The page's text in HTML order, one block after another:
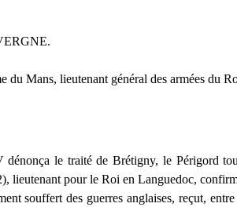
du Mans, lieutenant général des armées du
dénonça le traité de Brétigny, le Périgord
lieutenant pour le Roi en Languedoc,
souffert des guerres anglaises, reçut,